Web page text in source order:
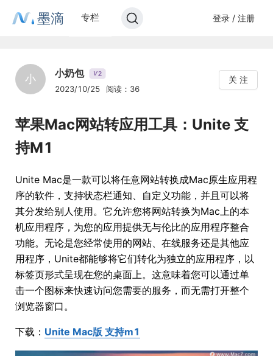
墨滴 专栏 登录 / 注册
小 小奶包 V2
2023/10/25 阅读：36
关 注
苹果Mac网站转应用工具：Unite 支
持M1
Unite Mac是一款可以将任意网站转换成Mac原生应用程
序的软件，支持状态栏通知、自定义功能，并且可以将
其分发给别人使用。它允许您将网站转换为Mac上的本
机应用程序，为您的应用提供无与伦比的应用程序整合
功能。无论是您经常使用的网站、在线服务还是其他应
用程序，Unite都能够将它们转化为独立的应用程序，以
标签页形式呈现在您的桌面上。这意味着您可以通过单
击一个图标来快速访问您需要的服务，而无需打开整个
浏览器窗口。
下载： Unite Mac版 支持m1